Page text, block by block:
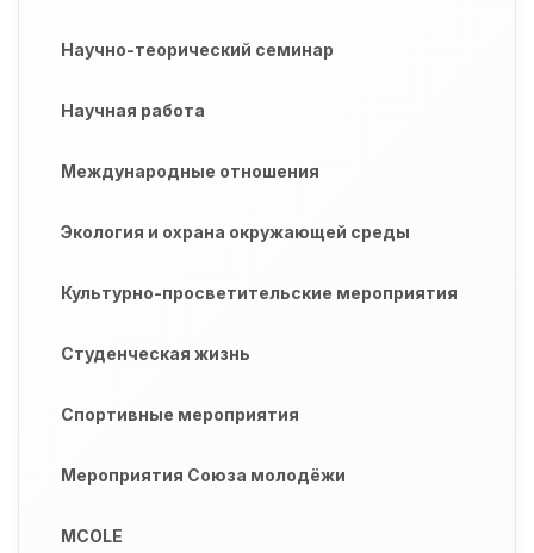
Научно-теорический семинар
Научная работа
Международные отношения
Экология и охрана окружающей среды
Культурно-просветительские мероприятия
Студенческая жизнь
Спортивные мероприятия
Мероприятия Союза молодёжи
MCOLE